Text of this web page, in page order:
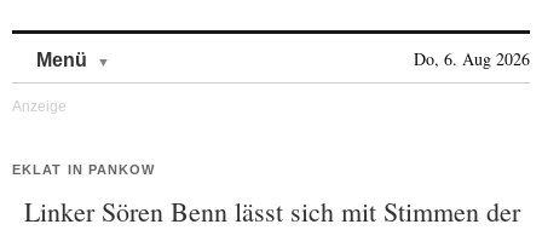
Menü Do, 6. Aug 2026
EKLAT IN PANKOW
Linker Sören Benn lässt sich mit Stimmen der